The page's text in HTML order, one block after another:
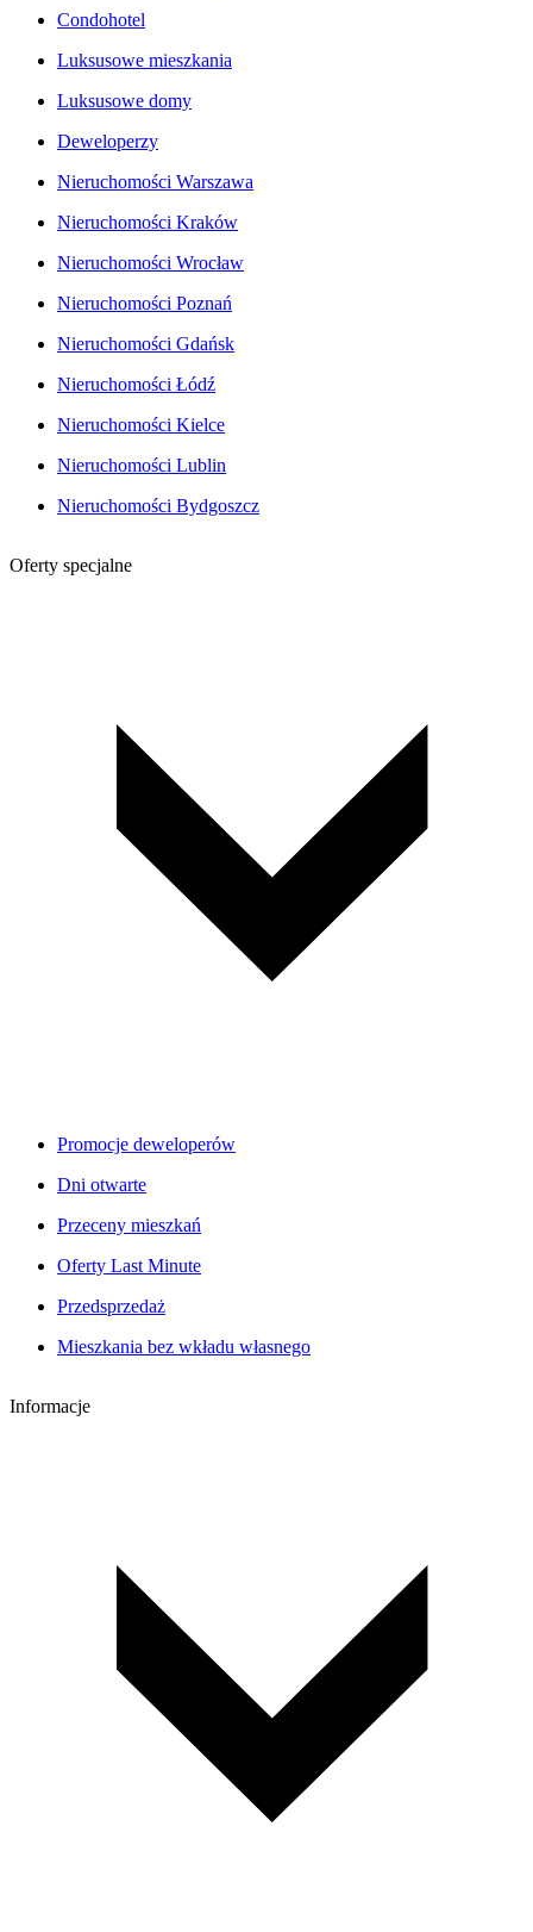
Condohotel
Luksusowe mieszkania
Luksusowe domy
Deweloperzy
Nieruchomości Warszawa
Nieruchomości Kraków
Nieruchomości Wrocław
Nieruchomości Poznań
Nieruchomości Gdańsk
Nieruchomości Łódź
Nieruchomości Kielce
Nieruchomości Lublin
Nieruchomości Bydgoszcz
Oferty specjalne
Promocje deweloperów
Dni otwarte
Przeceny mieszkań
Oferty Last Minute
Przedsprzedaż
Mieszkania bez wkładu własnego
Informacje